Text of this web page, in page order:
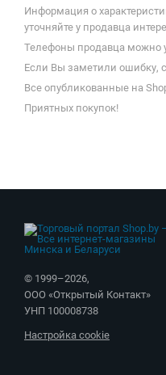
Информация о
уточняйте у продавца
Телефоны продавца можно
Если Вы заметили ошибку,
Все опубликованные на
Приятных покупок!
© 1999–2026,
ООО «Открытый Контакт»
УНП 100008738
Настройка cookie